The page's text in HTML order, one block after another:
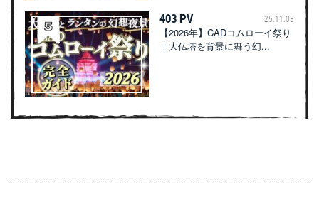
403 PV 25.11.03
【2026年】CADコムローイ祭り
｜大仏塔を背景に舞う幻...